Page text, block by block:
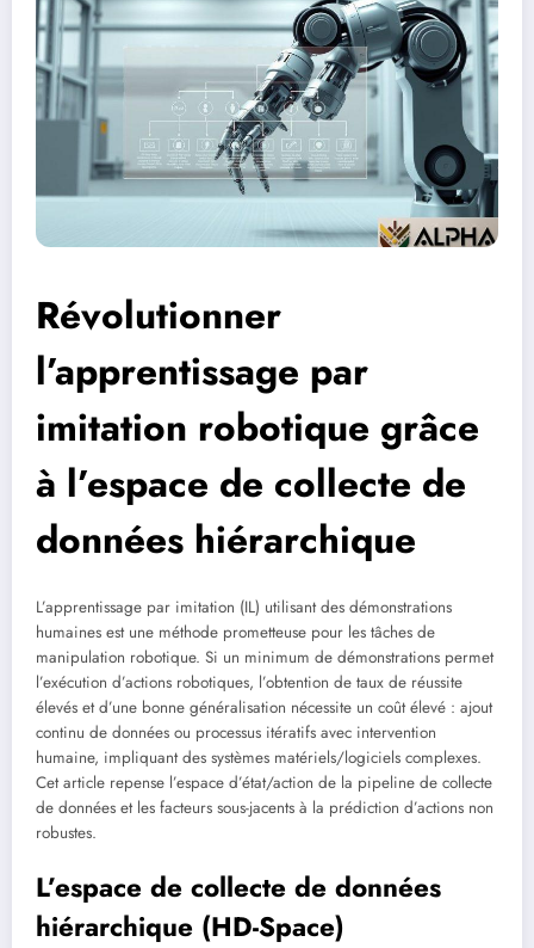
Révolutionner
l’apprentissage par
imitation robotique grâce
à l’espace de collecte de
données hiérarchique
L’apprentissage par imitation (IL) utilisant des démonstrations
humaines est une méthode prometteuse pour les tâches de
manipulation robotique. Si un minimum de démonstrations permet
l’exécution d’actions robotiques, l’obtention de taux de réussite
élevés et d’une bonne généralisation nécessite un coût élevé : ajout
continu de données ou processus itératifs avec intervention
humaine, impliquant des systèmes matériels/logiciels complexes.
Cet article repense l’espace d’état/action de la pipeline de collecte
de données et les facteurs sous-jacents à la prédiction d’actions non
robustes.
L’espace de collecte de données
hiérarchique (HD-Space)